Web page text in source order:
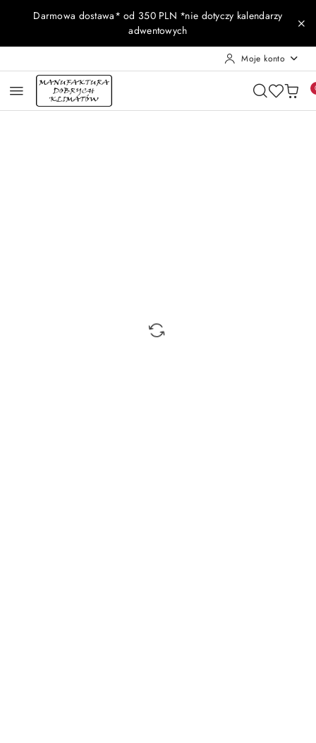
Przejdź do treści głównej
Przejdź do wyszukiwarki
Przejdź do moje konto
Przejdź do menu głównego
Przejdź do opisu produktu
Przejdź do stopki
Darmowa dostawa* od 350 PLN *nie dotyczy kalendarzy
adwentowych
Moje konto